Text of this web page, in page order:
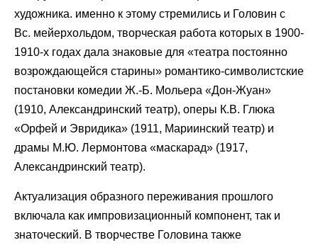
художника. именно к этому стремились и Головин с
Вс. мейерхольдом, творческая работа которых в 1900-
1910-х годах дала знаковые для «театра постоянно
возрождающейся старины» романтико-символистские
постановки комедии Ж.-Б. Мольера «Дон-Жуан»
(1910, Александринский театр), оперы К.В. Глюка
«Орфей и Эвридика» (1911, Мариинский театр) и
драмы М.Ю. Лермонтова «маскарад» (1917,
Александринский театр).
Актуализация образного переживания прошлого
включала как импровизационный компонент, так и
знаточеский. В творчестве Головина также